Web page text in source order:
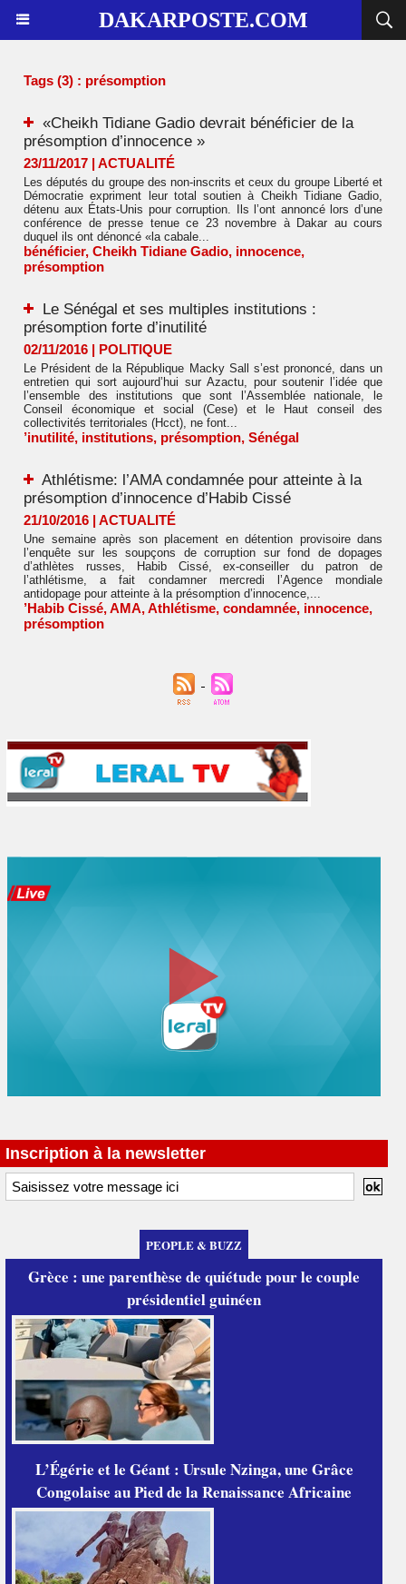
DAKARPOSTE.COM
Tags (3) : présomption
«Cheikh Tidiane Gadio devrait bénéficier de la
présomption d’innocence »
23/11/2017 | ACTUALITÉ
Les députés du groupe des non-inscrits et ceux du groupe Liberté et
Démocratie expriment leur total soutien à Cheikh Tidiane Gadio,
détenu aux États-Unis pour corruption. Ils l’ont annoncé lors d’une
conférence de presse tenue ce 23 novembre à Dakar au cours
duquel ils ont dénoncé «la cabale...
bénéficier, Cheikh Tidiane Gadio, innocence,
présomption
Le Sénégal et ses multiples institutions :
présomption forte d’inutilité
02/11/2016 | POLITIQUE
Le Président de la République Macky Sall s’est prononcé, dans un
entretien qui sort aujourd’hui sur Azactu, pour soutenir l’idée que
l’ensemble des institutions que sont l’Assemblée nationale, le
Conseil économique et social (Cese) et le Haut conseil des
collectivités territoriales (Hcct), ne font...
’inutilité, institutions, présomption, Sénégal
Athlétisme: l’AMA condamnée pour atteinte à la
présomption d’innocence d’Habib Cissé
21/10/2016 | ACTUALITÉ
Une semaine après son placement en détention provisoire dans
l’enquête sur les soupçons de corruption sur fond de dopages
d’athlètes russes, Habib Cissé, ex-conseiller du patron de
l’athlétisme, a fait condamner mercredi l’Agence mondiale
antidopage pour atteinte à la présomption d’innocence,...
’Habib Cissé,AMA,Athlétisme, condamnée, innocence,
présomption
Inscription à la newsletter
PEOPLE & BUZZ
Grèce : une parenthèse de quiétude pour le couple
présidentiel guinéen
L’Égérie et le Géant : Ursule Nzinga, une Grâce
Congolaise au Pied de la Renaissance Africaine